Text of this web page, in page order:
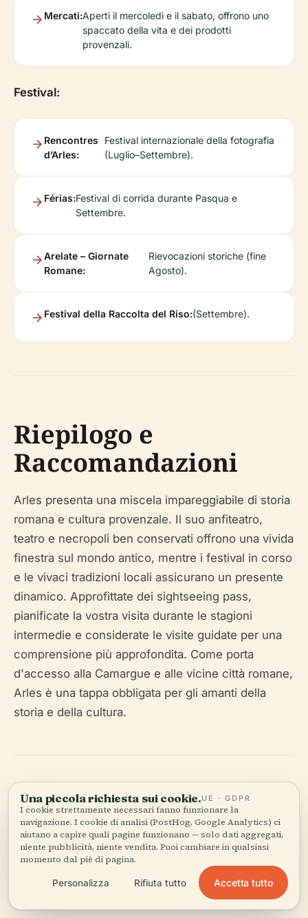
Mercati:Aperti il mercoledì e il sabato, offrono uno
spaccato della vita e dei prodotti
provenzali.
Festival:
Rencontres
d’Arles:
Festival internazionale della fotografia
(Luglio–Settembre).
Férias:Festival di corrida durante Pasqua e
Settembre.
Arelate – Giornate
Romane:
Rievocazioni storiche (fine
Agosto).
Festival della Raccolta del Riso:(Settembre).
Riepilogo e
Raccomandazioni
Arles presenta una miscela impareggiabile di storia
romana e cultura provenzale. Il suo anfiteatro,
teatro e necropoli ben conservati offrono una vivida
finestra sul mondo antico, mentre i festival in corso
e le vivaci tradizioni locali assicurano un presente
dinamico. Approfittate dei sightseeing pass,
pianificate la vostra visita durante le stagioni
intermedie e considerate le visite guidate per una
comprensione più approfondita. Come porta
d'accesso alla Camargue e alle vicine città romane,
Arles è una tappa obbligata per gli amanti della
storia e della cultura.
Ascolta la storia completa nell'app
Una piccola richiesta sui cookie.UE · GDPR
I cookie strettamente necessari fanno funzionare la
navigazione. I cookie di analisi (PostHog, Google Analytics) ci
aiutano a capire quali pagine funzionano — solo dati aggregati,
niente pubblicità, niente vendita. Puoi cambiare in qualsiasi
momento dal piè di pagina.
Personalizza Rifiuta tutto Accetta tutto